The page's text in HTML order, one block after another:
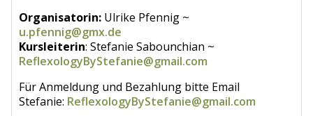
Organisatorin: Ulrike Pfennig ~
u.pfennig@gmx.de
Kursleiterin: Stefanie Sabounchian ~
ReflexologyByStefanie@gmail.com
Für Anmeldung und Bezahlung bitte Email
Stefanie: ReflexologyByStefanie@gmail.com